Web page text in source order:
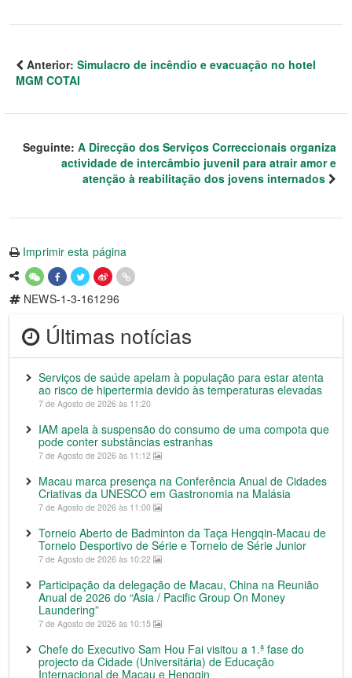
Anterior: Simulacro de incêndio e evacuação no hotel
MGM COTAI
Seguinte: A Direcção dos Serviços Correccionais organiza
actividade de intercâmbio juvenil para atrair amor e
atenção à reabilitação dos jovens internados
Imprimir esta página
NEWS-1-3-161296
Últimas notícias
Serviços de saúde apelam à população para estar atenta
ao risco de hipertermia devido às temperaturas elevadas
7 de Agosto de 2026 às 11:20
IAM apela à suspensão do consumo de uma compota que
pode conter substâncias estranhas
7 de Agosto de 2026 às 11:12
Macau marca presença na Conferência Anual de Cidades
Criativas da UNESCO em Gastronomia na Malásia
7 de Agosto de 2026 às 11:00
Torneio Aberto de Badminton da Taça Hengqin-Macau de
Torneio Desportivo de Série e Torneio de Série Junior
7 de Agosto de 2026 às 10:22
Participação da delegação de Macau, China na Reunião
Anual de 2026 do “Asia / Pacific Group On Money
Laundering”
7 de Agosto de 2026 às 10:15
Chefe do Executivo Sam Hou Fai visitou a 1.ª fase do
projecto da Cidade (Universitária) de Educação
Internacional de Macau e Hengqin